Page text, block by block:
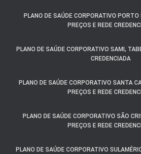
PLANO DE SAÚDE CORPORATIVO PORTO
PREÇOS E REDE
PLANO DE SAÚDE CORPORATIVO SAMI,
CREDENCIADA
PLANO DE SAÚDE CORPORATIVO SANTA
PREÇOS E REDE
PLANO DE SAÚDE CORPORATIVO SÃO
PREÇOS E REDE
PLANO DE SAÚDE CORPORATIVO